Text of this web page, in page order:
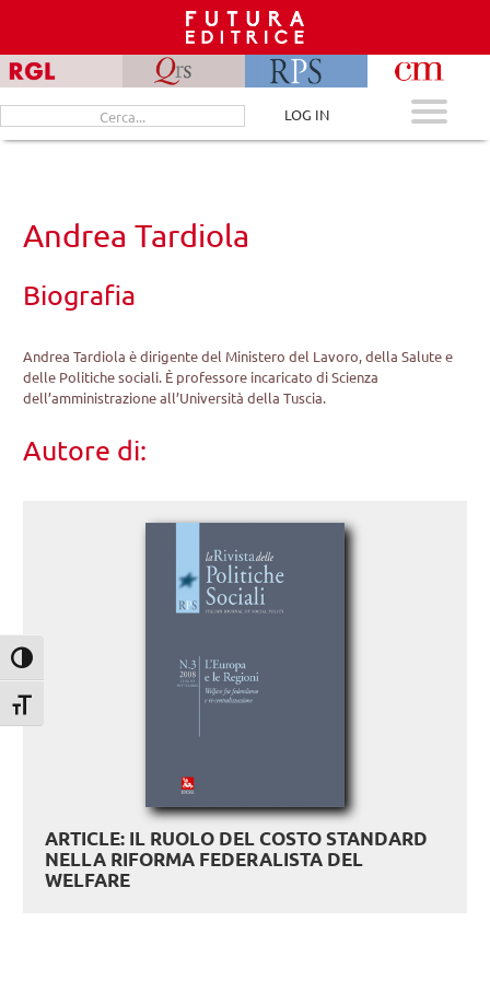
Attiva/disattiva alto contrasto
Attiva/disattiva dimensione testo
content
Cerca
per:
LOG IN
Andrea Tardiola
Biografia
Andrea Tardiola è dirigente del Ministero del Lavoro, della Salute e
delle Politiche sociali. È professore incaricato di Scienza
dell’amministrazione all’Università della Tuscia.
Autore di:
ARTICLE: IL RUOLO DEL COSTO STANDARD
NELLA RIFORMA FEDERALISTA DEL
WELFARE